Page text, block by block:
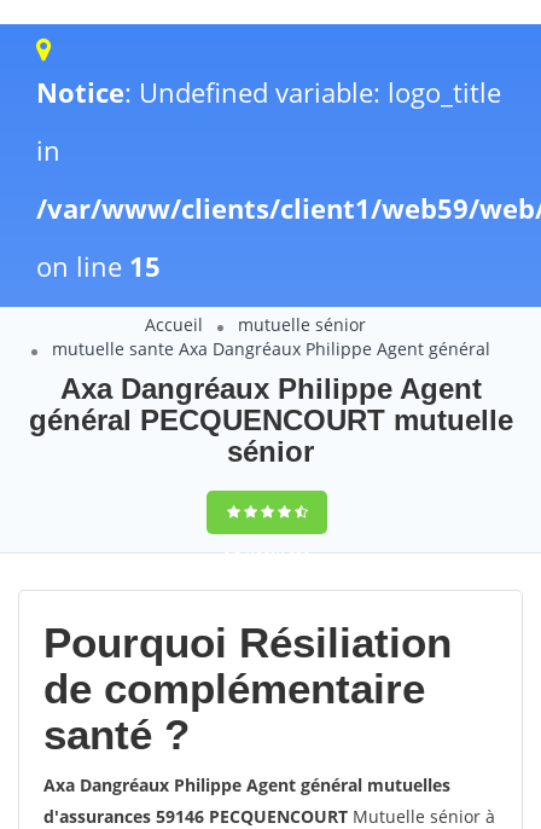
Notice: Undefined variable: logo_title
in
/var/www/clients/client1/web59/
on line 15
Accueil
mutuelle sénior
mutuelle sante Axa Dangréaux Philippe Agent général
Axa Dangréaux Philippe Agent
général PECQUENCOURT mutuelle
sénior
9,5(100%)239
Pourquoi Résiliation
de complémentaire
santé ?
Axa Dangréaux Philippe Agent général mutuelles
d'assurances 59146 PECQUENCOURT Mutuelle sénior à